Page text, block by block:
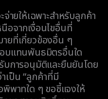
ยให้เฉพาะสำหรับลูกค้า
จากเงื่อนไขอื่นที่
ยที่เกี่ยวข้องอื่น ๆ
บแทนพันธมิตรอื่นใด
บการอนุมัติและยืนยันโดย
เป็น “ลูกค้าที่มี
พาทใด ๆ ขอชี้แจงให้